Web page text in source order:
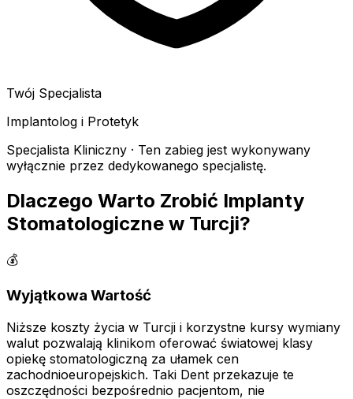
Twój Specjalista
Implantolog i Protetyk
Specjalista Kliniczny · Ten zabieg jest wykonywany
wyłącznie przez dedykowanego specjalistę.
Dlaczego Warto Zrobić Implanty
Stomatologiczne w Turcji?
💰
Wyjątkowa Wartość
Niższe koszty życia w Turcji i korzystne kursy wymiany
walut pozwalają klinikom oferować światowej klasy
opiekę stomatologiczną za ułamek cen
zachodnioeuropejskich. Taki Dent przekazuje te
oszczędności bezpośrednio pacjentom, nie